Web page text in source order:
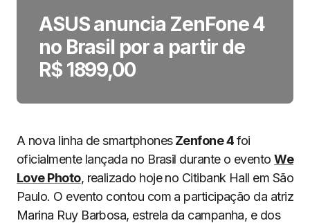
ASUS anuncia ZenFone 4
no Brasil por a partir de
R$ 1899,00
A nova linha de smartphonesZenfone 4foi
oficialmente lançada no Brasil durante o eventoWe
Love Photo, realizado hoje no Citibank Hall em São
Paulo. O evento contou com a participação da atriz
Marina Ruy Barbosa, estrela da campanha, e dos